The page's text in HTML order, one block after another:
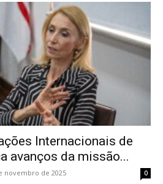
Internacionais de
avanços da missão...
novembro de 2025 0